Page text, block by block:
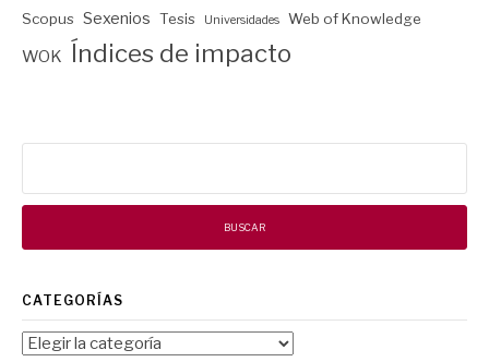
Scopus Sexenios Tesis Universidades Web of Knowledge
WOK Índices de impacto
CATEGORÍAS
Categorías